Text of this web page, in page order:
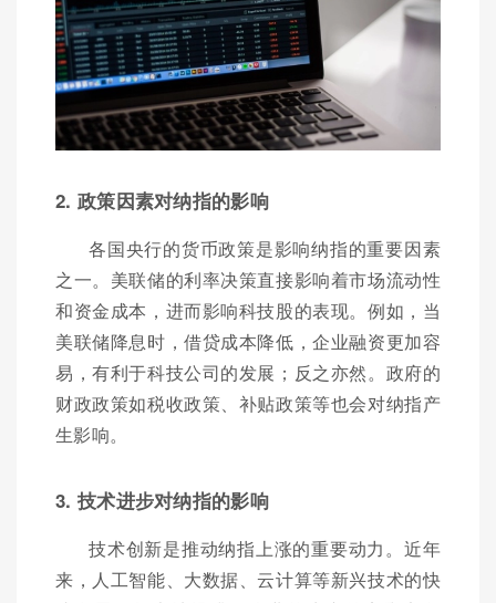
2. 政策因素对纳指的影响
各国央行的货币政策是影响纳指的重要因素
之一。美联储的利率决策直接影响着市场流动性
和资金成本，进而影响科技股的表现。例如，当
美联储降息时，借贷成本降低，企业融资更加容
易，有利于科技公司的发展；反之亦然。政府的
财政政策如税收政策、补贴政策等也会对纳指产
生影响。
3. 技术进步对纳指的影响
技术创新是推动纳指上涨的重要动力。近年
来，人工智能、大数据、云计算等新兴技术的快